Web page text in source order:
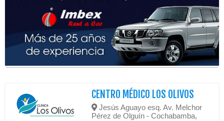
CENTRO MÉDICO LOS OLIVOS
Jesús Aguayo esq. Av. Melchor
Pérez de Olguín - Cochabamba,